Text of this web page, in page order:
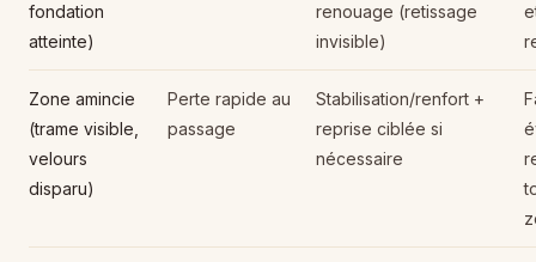
fondation
atteinte)
renouage (retissage
invisible)
Zone amincie
(trame visible,
velours
disparu)
Perte rapide au
passage
Stabilisation/renfort +
reprise ciblée si
nécessaire